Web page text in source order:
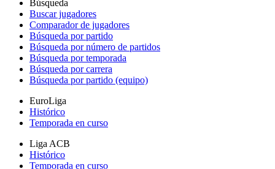
Búsqueda
Buscar jugadores
Comparador de jugadores
Búsqueda por partido
Búsqueda por número de partidos
Búsqueda por temporada
Búsqueda por carrera
Búsqueda por partido (equipo)
EuroLiga
Histórico
Temporada en curso
Liga ACB
Histórico
Temporada en curso